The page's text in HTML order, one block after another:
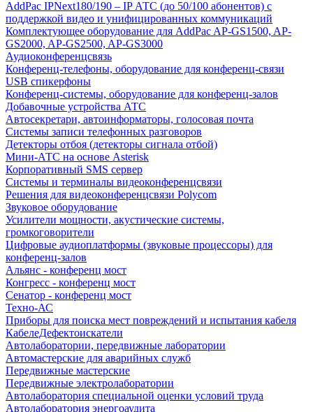
AddPac IPNext180/190 – IP АТС (до 50/100 абонентов) с
поддержкой видео и унифицированных коммуникаций
Комплектующее оборудование для AddPac AP-GS1500, AP-
GS2000, AP-GS2500, AP-GS3000
Аудиоконференцсвязь
Конференц-телефоны, оборудование для конференц-связи
USB спикерфоны
Конференц-системы, оборудование для конференц-залов
Добавочные устройства АТС
Автосекретари, автоинформаторы, голосовая почта
Системы записи телефонных разговоров
Детекторы отбоя (детекторы сигнала отбой)
Мини-АТС на основе Asterisk
Корпоративный SMS сервер
Системы и терминалы видеоконференцсвязи
Решения для видеоконференцсвязи Polycom
Звуковое оборудование
Усилители мощности, акустические системы,
громкоговорители
Цифровые аудиоплатформы (звуковые процессоры) для
конференц-залов
Альянс - конференц мост
Конгресс - конференц мост
Сенатор - конференц мост
Техно-АС
Приборы для поиска мест повреждений и испытания кабеля
КабелеДефектоискатели
Автолаборатории, передвижные лаборатории
Автомастерские для аварийных служб
Передвижные мастерские
Передвижные электролаборатории
Автолаборатория специальной оценки условий труда
Автолаборатория энергоаудита